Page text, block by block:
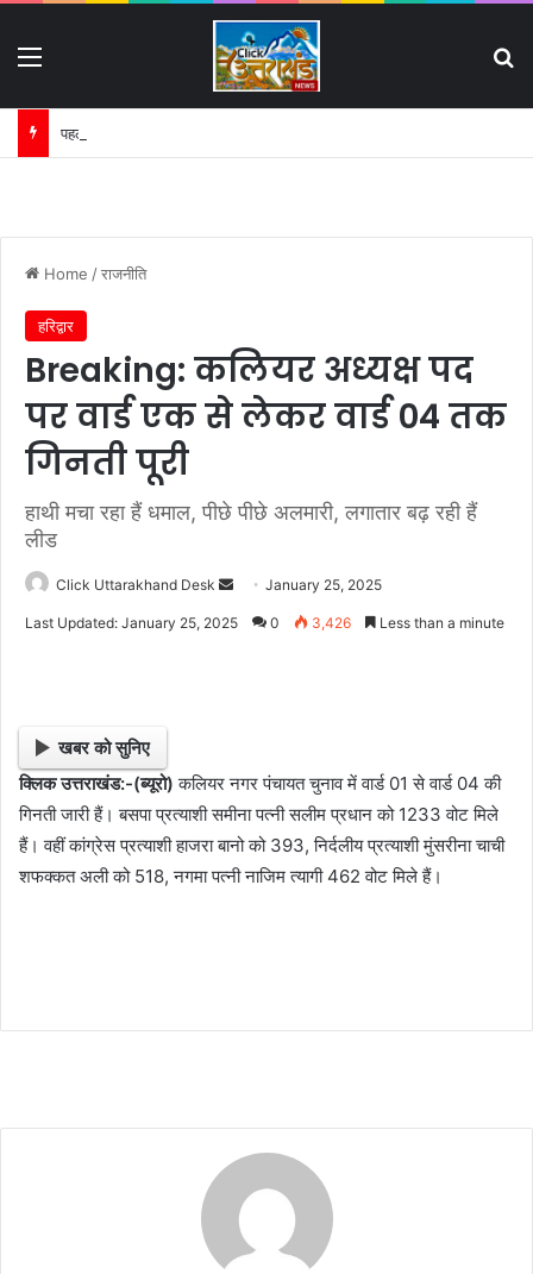
पहली बारिश में ढही बिजलीघर की चारदीवारी:
Home /राजनीति
हरिद्वार
Breaking: कलियर अध्यक्ष पद
पर वार्ड एक से लेकर वार्ड 04 तक
गिनती पूरी
हाथी मचा रहा हैं धमाल, पीछे पीछे अलमारी, लगातार बढ़ रही हैं
लीड
Click Uttarakhand Desk
e
m
a
i
l
January 25, 2025
Last Updated: January 25, 2025 0 3,426 Less than a minute
खबर को सुनिए
क्लिक उत्तराखंड:-(ब्यूरो)कलियर नगर पंचायत चुनाव में वार्ड 01 से वार्ड 04 की
गिनती जारी हैं। बसपा प्रत्याशी समीना पत्नी सलीम प्रधान को 1233 वोट मिले
हैं। वहीं कांग्रेस प्रत्याशी हाजरा बानो को 393, निर्दलीय प्रत्याशी मुंसरीना चाची
शफक्कत अली को 518, नगमा पत्नी नाजिम त्यागी 462 वोट मिले हैं।